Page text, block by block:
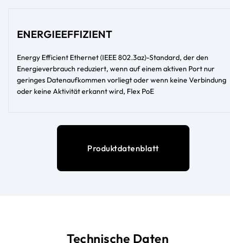
ENERGIEEFFIZIENT
Energy Efficient Ethernet (IEEE 802.3az)-Standard, der den
Energieverbrauch reduziert, wenn auf einem aktiven Port nur
geringes Datenaufkommen vorliegt oder wenn keine Verbindung
oder keine Aktivität erkannt wird, Flex PoE
Produktdatenblatt
Technische Daten